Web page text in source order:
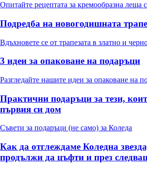
Опитайте рецептата за кремообразна леща
Подредба на новогодишната
Вдъхновете се от трапезата в златно и
3 идеи за опаковане на подаръци
Разгледайте нашите идеи за опаковане на
Практични подаръци за тези,
първия си дом
Съвети за подаръци (не само) за Коледа
Как да отглеждаме Коледна
продължи да цъфти и през